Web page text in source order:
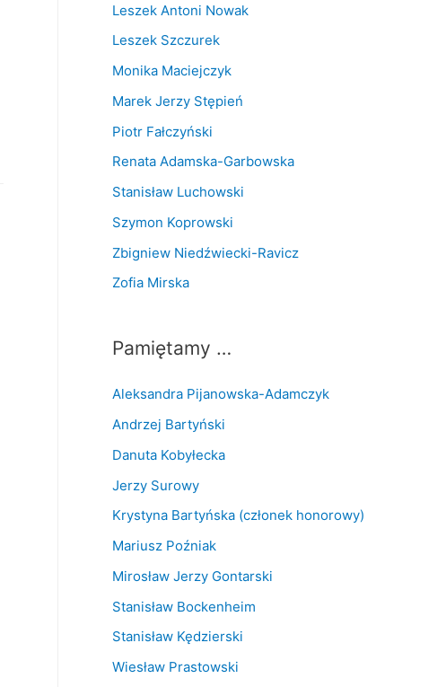
Leszek Antoni Nowak
Leszek Szczurek
Monika Maciejczyk
Marek Jerzy Stępień
Piotr Fałczyński
Renata Adamska-Garbowska
Stanisław Luchowski
Szymon Koprowski
Zbigniew Niedźwiecki-Ravicz
Zofia Mirska
Pamiętamy …
Aleksandra Pijanowska-Adamczyk
Andrzej Bartyński
Danuta Kobyłecka
Jerzy Surowy
Krystyna Bartyńska (członek honorowy)
Mariusz Poźniak
Mirosław Jerzy Gontarski
Stanisław Bockenheim
Stanisław Kędzierski
Wiesław Prastowski